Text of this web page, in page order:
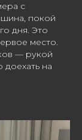
с
покой
дня. Это
место.
— рукой
на